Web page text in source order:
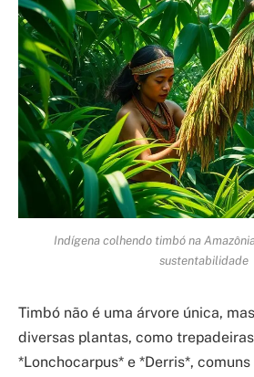
Indígena colhendo timbó na
sustentabilidade
Timbó não é uma árvore única,
diversas plantas, como
*Lonchocarpus* e *Derris*,